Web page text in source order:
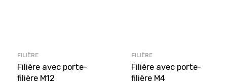
FILIÈRE
Filière avec porte-
filière M12
FILIÈRE
Filière avec porte-
filière M4